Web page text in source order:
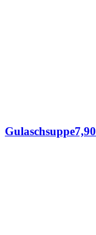
Gulaschsuppe7,90